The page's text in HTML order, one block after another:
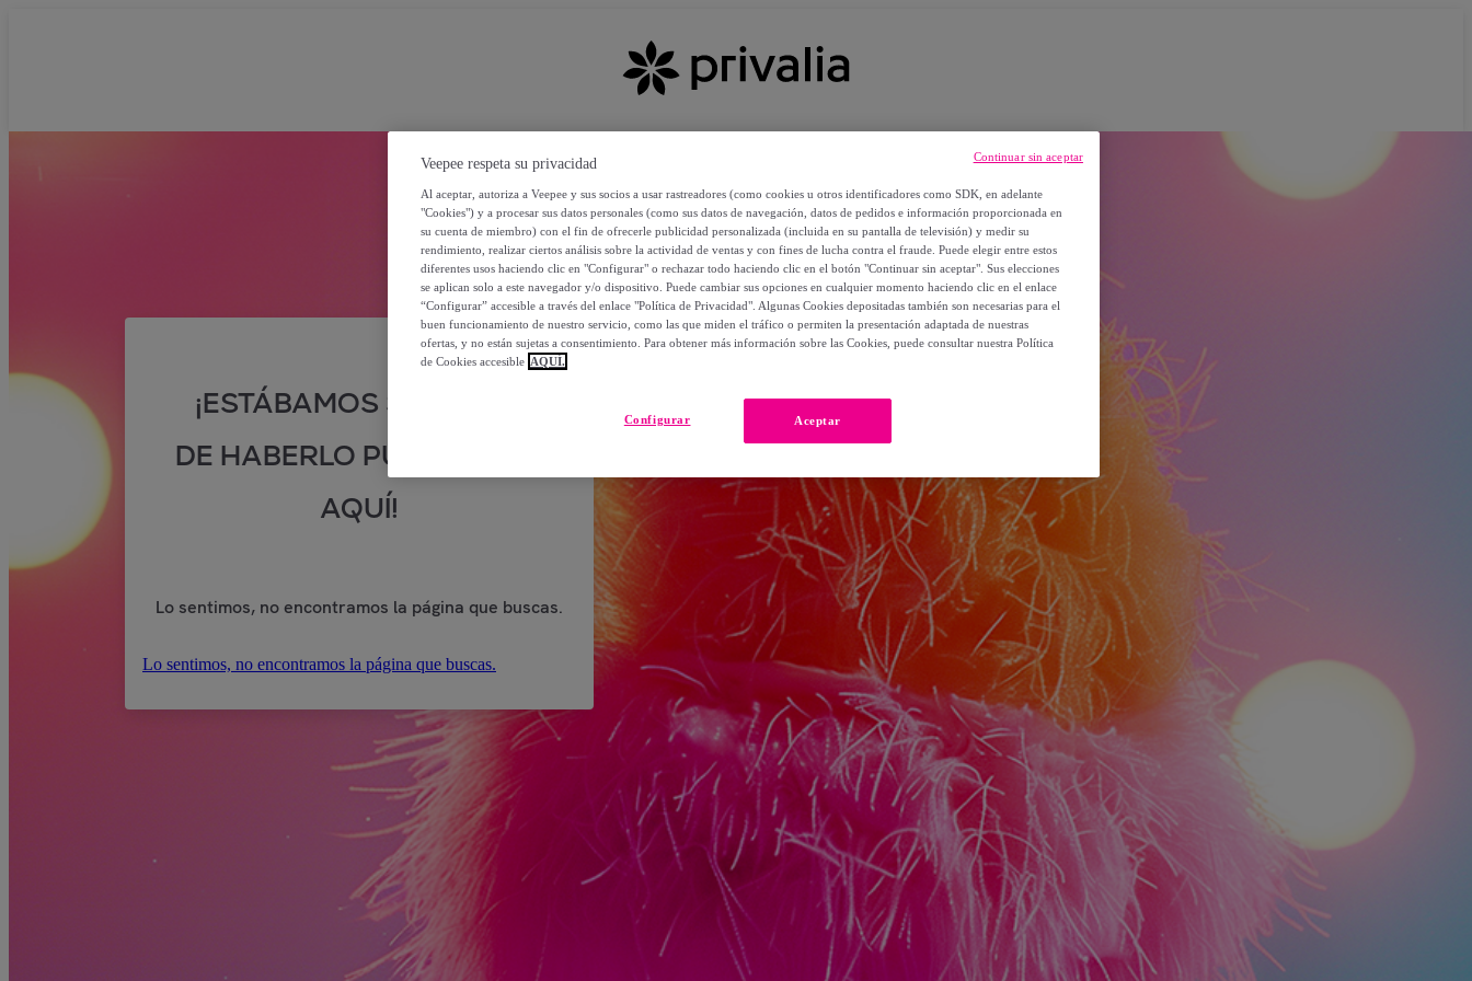
¡ESTÁBAMOS SEGUROS
DE HABERLO PUESTO POR
AQUÍ!
Lo sentimos, no encontramos la página que buscas.
Lo sentimos, no encontramos la página que buscas.
Veepee respeta su privacidad
Al aceptar, autoriza a Veepee y sus socios a usar rastreadores (como cookies u otros identificadores como SDK, en adelante
"Cookies") y a procesar sus datos personales (como sus datos de navegación, datos de pedidos e información proporcionada en
su cuenta de miembro) con el fin de ofrecerle publicidad personalizada (incluida en su pantalla de televisión) y medir su
rendimiento, realizar ciertos análisis sobre la actividad de ventas y con fines de lucha contra el fraude. Puede elegir entre estos
diferentes usos haciendo clic en "Configurar" o rechazar todo haciendo clic en el botón "Continuar sin aceptar". Sus elecciones
se aplican solo a este navegador y/o dispositivo. Puede cambiar sus opciones en cualquier momento haciendo clic en el enlace
“Configurar” accesible a través del enlace "Política de Privacidad". Algunas Cookies depositadas también son necesarias para el
buen funcionamiento de nuestro servicio, como las que miden el tráfico o permiten la presentación adaptada de nuestras
ofertas, y no están sujetas a consentimiento. Para obtener más información sobre las Cookies, puede consultar nuestra Política
de Cookies accesible AQUÍ.
Aceptar
Configurar
Continuar sin aceptar